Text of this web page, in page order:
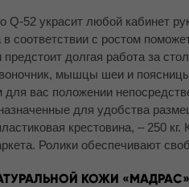
Q-52 украсит любой кабинет
соответствии с ростом
долгая работа за
мышцы шеи и
вас положении
для удобства
крестовина, – 250
Ролики обеспечивают
КОЖИ «МАДРАС»